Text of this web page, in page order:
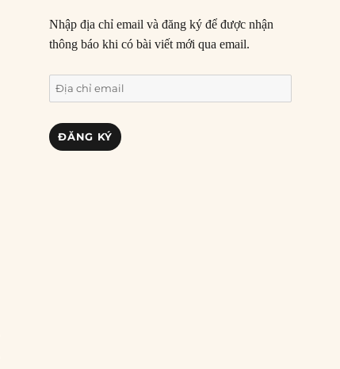
Nhập địa chỉ email và đăng ký để được nhận
thông báo khi có bài viết mới qua email.
Địa
chỉ
email
ĐĂNG KÝ